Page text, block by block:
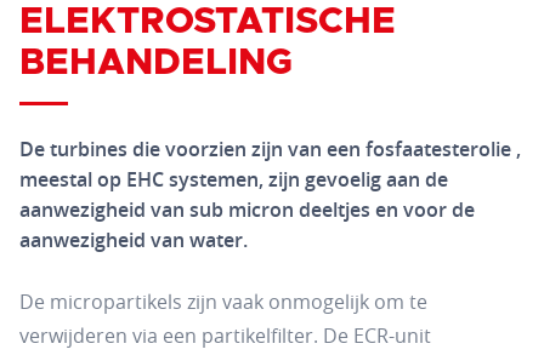
ELEKTROSTATISCHE
BEHANDELING
De turbines die voorzien zijn van een fosfaatesterolie ,
meestal op EHC systemen, zijn gevoelig aan de
aanwezigheid van sub micron deeltjes en voor de
aanwezigheid van water.
De micropartikels zijn vaak onmogelijk om te
verwijderen via een partikelfilter. De ECR-unit